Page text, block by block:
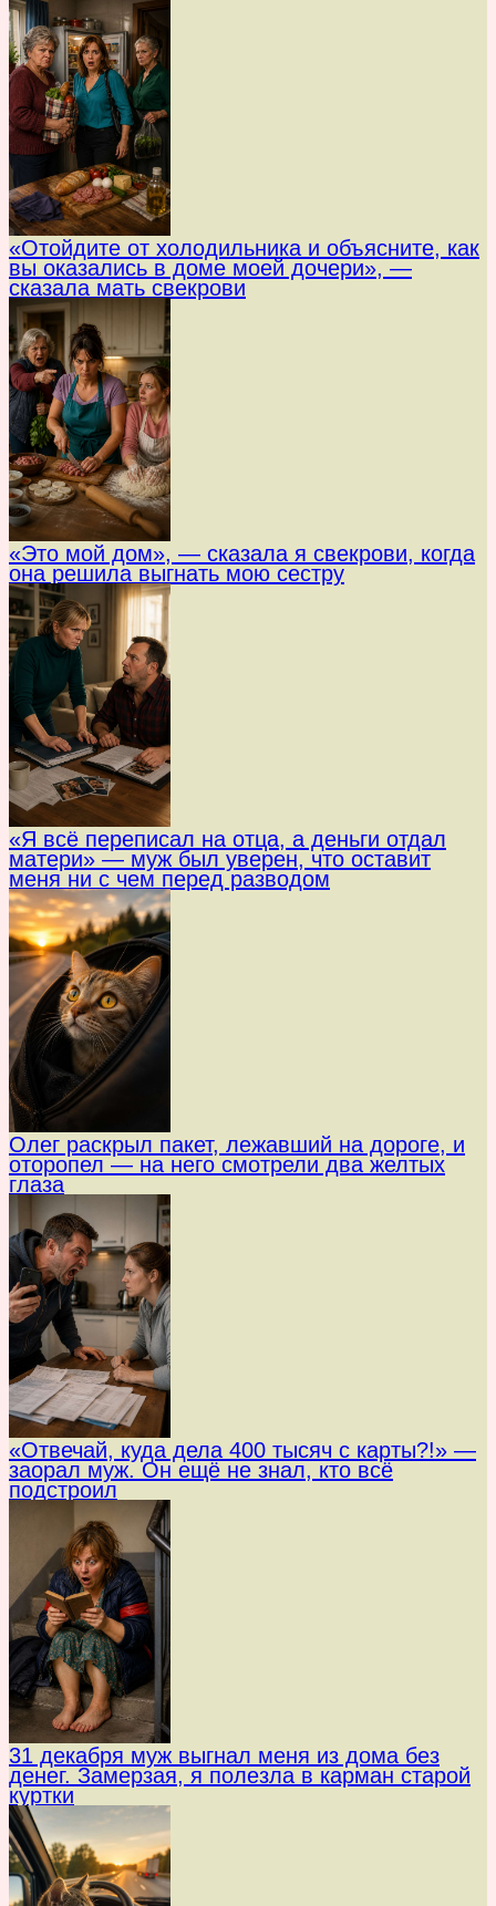
«Отойдите от холодильника и объясните, как
вы оказались в доме моей дочери», —
сказала мать свекрови
«Это мой дом», — сказала я свекрови, когда
она решила выгнать мою сестру
«Я всё переписал на отца, а деньги отдал
матери» — муж был уверен, что оставит
меня ни с чем перед разводом
Олег раскрыл пакет, лежавший на дороге, и
оторопел — на него смотрели два желтых
глаза
«Отвечай, куда дела 400 тысяч с карты?!» —
заорал муж. Он ещё не знал, кто всё
подстроил
31 декабря муж выгнал меня из дома без
денег. Замерзая, я полезла в карман старой
куртки